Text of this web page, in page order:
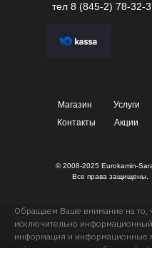
тел 8 (845-2) 78-32-
Магазин
© 2008-2025 Eurokamin-
Все права защищены.
Услуги
Акции
Контакты
Обращаем Ваше внимание на то,
исключительно
информация и информационные
сайте, не являются публичной